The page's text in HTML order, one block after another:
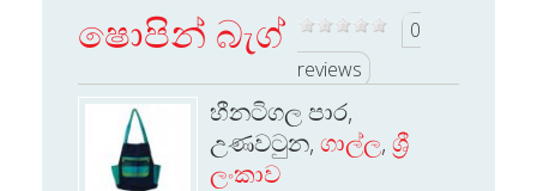
ෂොපින් බැග්
0
reviews
හීනටිගල පාර,
උණවටුන, ගාල්ල, ශ්‍රී
ලංකාව